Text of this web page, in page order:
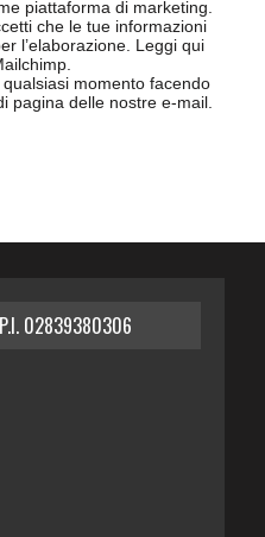
piattaforma di marketing.
che le tue informazioni
l’elaborazione. Leggi qui
momento facendo
pagina delle nostre e-mail.
P.I. 02839380306